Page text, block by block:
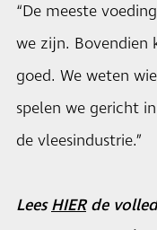
“De meeste
we zijn. Bovendien
goed. We weten
spelen we gericht
de vleesindustrie.”
LeesHIERde